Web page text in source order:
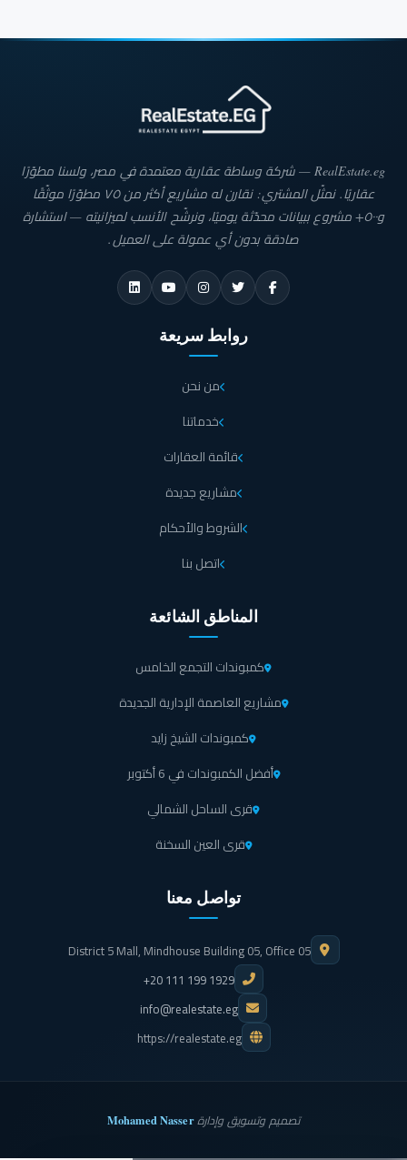
RealEstate.eg — شركة وساطة عقارية معتمدة في مصر، ولسنا مطوّرًا
عقاريًا. نمثّل المشتري: نقارن له مشاريع أكثر من ٧٥ مطوّرًا موثّقًا
و٥٠٠+ مشروع ببيانات محدّثة يوميًا، ونرشّح الأنسب لميزانيته — استشارة
صادقة بدون أي عمولة على العميل.
روابط سريعة
من نحن
خدماتنا
قائمة العقارات
مشاريع جديدة
الشروط والأحكام
اتصل بنا
المناطق الشائعة
كمبوندات التجمع الخامس
مشاريع العاصمة الإدارية الجديدة
كمبوندات الشيخ زايد
أفضل الكمبوندات في 6 أكتوبر
قرى الساحل الشمالي
قرى العين السخنة
تواصل معنا
District 5 Mall, Mindhouse Building 05, Office 05
+20 111 199 1929
info@realestate.eg
https://realestate.eg
تصميم وتسويق وإدارةMohamed Nasser